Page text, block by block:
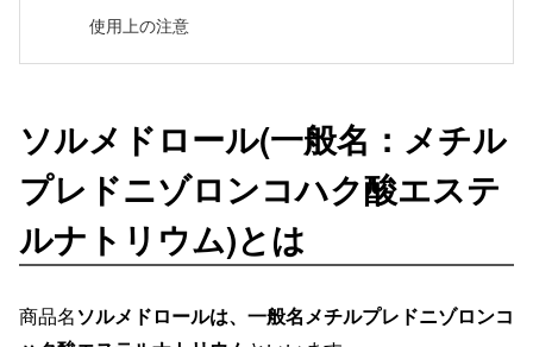
使用上の注意
ソルメドロール(一般名：メチル
プレドニゾロンコハク酸エステ
ルナトリウム)とは
商品名ソルメドロールは、一般名メチルプレドニゾロンコ